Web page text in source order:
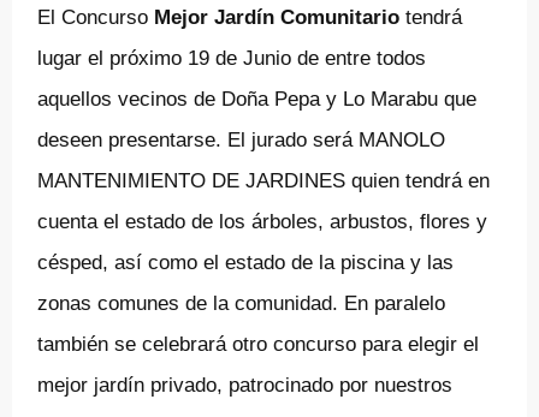
El Concurso Mejor Jardín Comunitario tendrá
lugar el próximo 19 de Junio de entre todos
aquellos vecinos de Doña Pepa y Lo Marabu que
deseen presentarse. El jurado será MANOLO
MANTENIMIENTO DE JARDINES quien tendrá en
cuenta el estado de los árboles, arbustos, flores y
césped, así como el estado de la piscina y las
zonas comunes de la comunidad. En paralelo
también se celebrará otro concurso para elegir el
mejor jardín privado, patrocinado por nuestros